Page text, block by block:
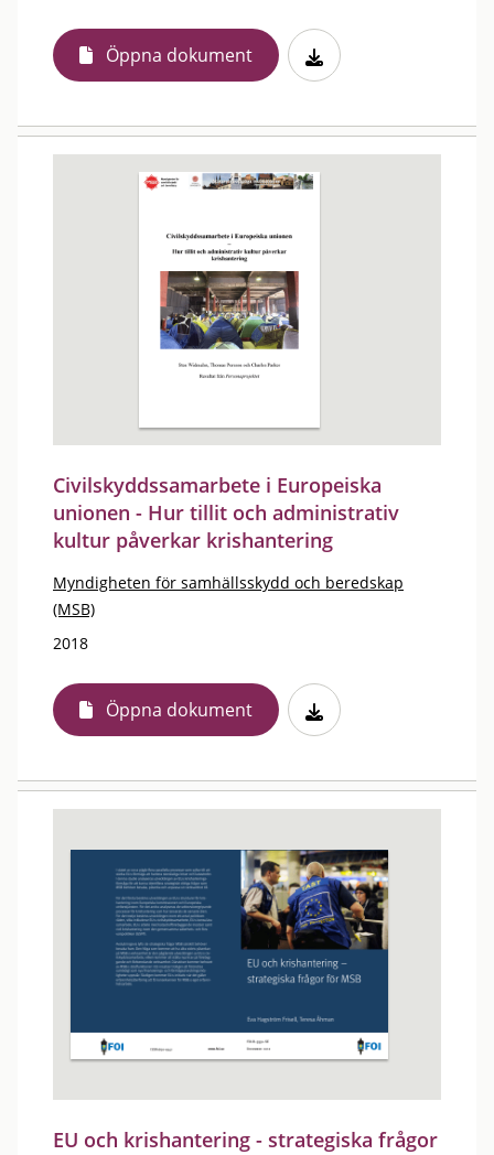
Öppna dokument
Civilskyddssamarbete i Europeiska
unionen - Hur tillit och administrativ
kultur påverkar krishantering
Myndigheten för samhällsskydd och beredskap
(MSB)
2018
Öppna dokument
EU och krishantering - strategiska frågor